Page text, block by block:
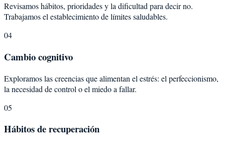
Revisamos hábitos, prioridades y la dificultad para decir no.
Trabajamos el establecimiento de límites saludables.
04
Cambio cognitivo
Exploramos las creencias que alimentan el estrés: el perfeccionismo,
la necesidad de control o el miedo a fallar.
05
Hábitos de recuperación